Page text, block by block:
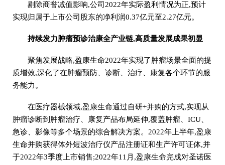
剔除商誉减值影响,公司2022年实际盈利情况为正,预计
实现归属于上市公司股东的净利润0.37亿元至2.27亿元。
持续发力肿瘤预诊治康全产业链,高质量发展成果初显
聚焦发展战略,盈康生命2022年实现了肿瘤场景全面的提
质增效,深化了在肿瘤预防、诊断、治疗、康复各个环节的服
务能力。
在医疗器械领域,盈康生命通过自研+并购的方式,实现从
肿瘤诊断到肿瘤治疗、康复产品布局延伸,覆盖肿瘤、ICU、
急诊、影像等多个场景的综合解决方案。2022年上半年,盈康
生命并购获得体外短波治疗仪产品注册证和生产许可证体,并
于2022年3季度上市销售;2022年11月,盈康生命完成对圣诺医